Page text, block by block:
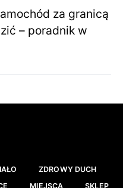
za granicą
– poradnik w
ZDROWY DUCH
MIEJSCA SKLEP